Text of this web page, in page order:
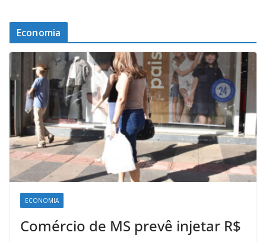
Economia
ECONOMIA
Comércio de MS prevê injetar R$